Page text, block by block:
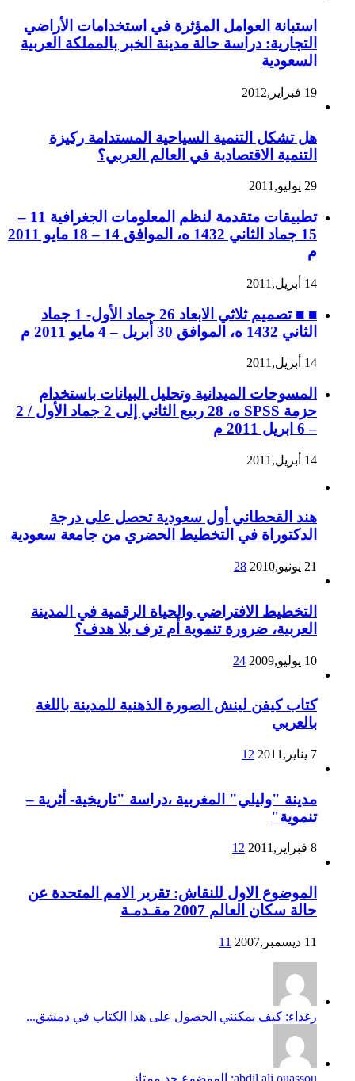
استبانة العوامل المؤثرة في استخدامات الأراضي
التجارية: دراسة حالة مدينة الخبر بالمملكة العربية
السعودية
19 فبراير,2012
هل تشكل التنمية السياحية المستدامة ركيزة
التنمية الاقتصادية في العالم العربي؟
29 يوليو,2011
تطبيقات متقدمة لنظم المعلومات الجغرافية 11 –
15 جماد الثاني 1432 ه، الموافق 14 – 18 مايو 2011
م
14 أبريل,2011
■ ■ تصميم ثلاثي الابعاد 26 جماد الأول- 1 جماد
الثاني 1432 ه، الموافق 30 أبريل – 4 مايو 2011 م
14 أبريل,2011
المسوحات الميدانية وتحليل البيانات باستخدام
حزمة SPSS ه، 28 ربيع الثاني إلى 2 جماد الأول / 2
– 6 ابريل 2011 م
14 أبريل,2011
هند القحطاني أول سعودية تحصل على درجة
الدكتوراة في التخطيط الحضري من جامعة سعودية
21 يونيو,2010 28
التخطيط الافتراضي والحياة الرقمية في المدينة
العربية، ضرورة تنموية أم ترف بلا هدف؟
10 يوليو,2009 24
كتاب كيفن لينش الصورة الذهنية للمدينة باللغة
بالعربي
7 يناير,2011 12
مدينة "وليلي" المغربية ،دراسة "تاريخية- أثرية –
تنموية"
8 فبراير,2011 12
الموضوع الاول للنقاش: تقرير الامم المتحدة عن
حالة سكان العالم 2007 مقـدمـة
11 ديسمبر,2007 11
رغداء: كيف يمكنني الحصول على هذا الكتاب في دمشق...
abdil ali ouassou: الموضوع جد ممتاز...